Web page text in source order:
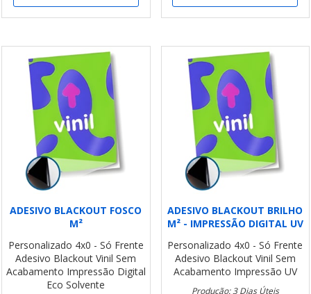
ADESIVO BLACKOUT FOSCO
M²
Personalizado 4x0 - Só Frente
Adesivo Blackout Vinil Sem
Acabamento Impressão Digital
Eco Solvente
ADESIVO BLACKOUT BRILHO
M² - IMPRESSÃO DIGITAL UV
Personalizado 4x0 - Só Frente
Adesivo Blackout Vinil Sem
Acabamento Impressão UV
Produção: 3 Dias Úteis